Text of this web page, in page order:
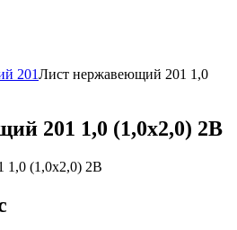
201Лист нержавеющий 201 1,0
201 1,0 (1,0х2,0) 2В